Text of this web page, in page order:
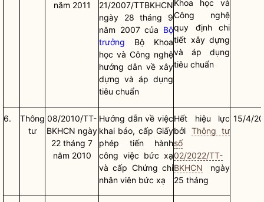
Khoa học và
Công nghệ
quy định chi
tiết xây dựng
và áp dụng
tiêu chuẩn
năm 2011
21/2007/TTBKHCN
ngày 28 tháng 9
năm 2007 của Bộ
trưởng Bộ Khoa
học và Công nghệ
hướng dẫn về xây
dựng và áp dụng
tiêu chuẩn
6.
Thông
tư
08/2010/TT-
BKHCN ngày
22 tháng 7
năm 2010
Hướng dẫn về việc
khai báo, cấp Giấy
phép tiến hành
công việc bức xạ
và cấp Chứng chỉ
nhân viên bức xạ
Hết hiệu lực
bởi Thông tư
số
02/2022/TT-
BKHCN ngày
25 tháng
15/4/